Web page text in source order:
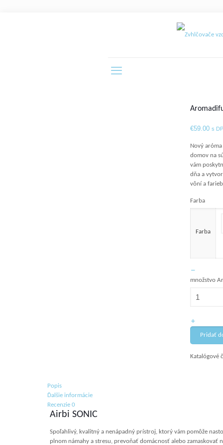
€59.00 s
Nový
domov na
vám
dňa a
vôní a
Farba
Farba
množstvo
Pridať
Katalógové
Popis
Ďalšie informácie
Recenzie 0
Airbi SONIC
Spoľahlivý, kvalitný a nenápadný prístroj, ktorý vám pomôže
plnom námahy a stresu, prevoňať domácnosť alebo zamaskovať